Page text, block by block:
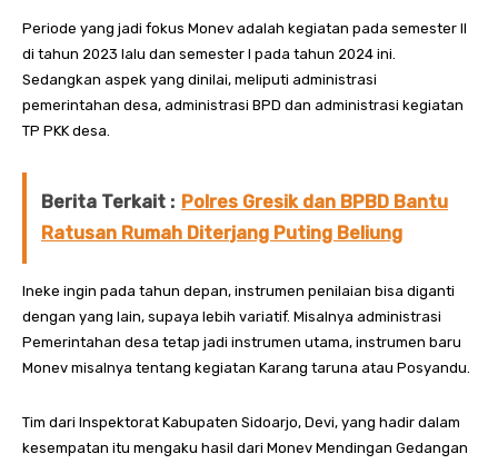
Periode yang jadi fokus Monev adalah kegiatan pada semester II
di tahun 2023 lalu dan semester I pada tahun 2024 ini.
Sedangkan aspek yang dinilai, meliputi administrasi
pemerintahan desa, administrasi BPD dan administrasi kegiatan
TP PKK desa.
Berita Terkait : Polres Gresik dan BPBD Bantu
Ratusan Rumah Diterjang Puting Beliung
Ineke ingin pada tahun depan, instrumen penilaian bisa diganti
dengan yang lain, supaya lebih variatif. Misalnya administrasi
Pemerintahan desa tetap jadi instrumen utama, instrumen baru
Monev misalnya tentang kegiatan Karang taruna atau Posyandu.
Tim dari Inspektorat Kabupaten Sidoarjo, Devi, yang hadir dalam
kesempatan itu mengaku hasil dari Monev Mendingan Gedangan